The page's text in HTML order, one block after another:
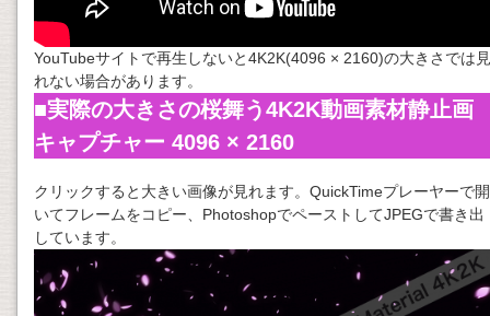
YouTubeサイトで再生しないと4K2K(4096 × 2160)の大きさでは見
れない場合があります。
■実際の大きさの桜舞う4K2K動画素材静止画
キャプチャー 4096 × 2160
クリックすると大きい画像が見れます。QuickTimeプレーヤーで開
いてフレームをコピー、PhotoshopでペーストしてJPEGで書き出
しています。